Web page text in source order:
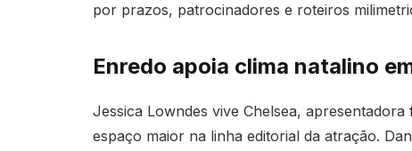
por prazos, patrocinadores e roteiros
Enredo apoia clima natalino
Jessica Lowndes vive Chelsea,
espaço maior na linha editorial da atração.